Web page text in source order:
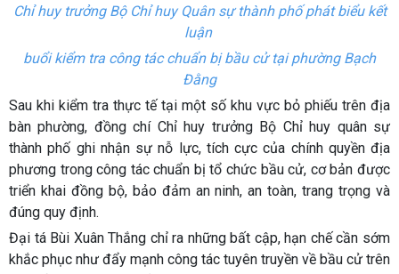
Chỉ huy trưởng Bộ Chỉ huy Quân sự thành phố phát biểu kết
luận
buổi kiểm tra công tác chuẩn bị bầu cử tại phường Bạch
Đằng
Sau khi kiểm tra thực tế tại một số khu vực bỏ phiếu trên địa
bàn phường, đồng chí Chỉ huy trưởng Bộ Chỉ huy quân sự
thành phố ghi nhận sự nỗ lực, tích cực của chính quyền địa
phương trong công tác chuẩn bị tổ chức bầu cử, cơ bản được
triển khai đồng bộ, bảo đảm an ninh, an toàn, trang trọng và
đúng quy định.
Đại tá Bùi Xuân Thắng chỉ ra những bất cập, hạn chế cần sớm
khắc phục như đẩy mạnh công tác tuyên truyền về bầu cử trên